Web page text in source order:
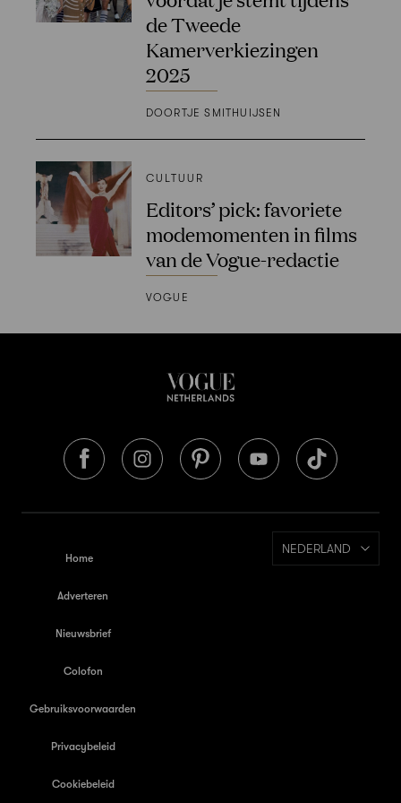
de Tweede
Kamerverkiezingen
2025
DOORTJE SMITHUIJSEN
CULTUUR
Editors’ pick: favoriete
modemomenten in films
van de Vogue-redactie
VOGUE
Home
Adverteren
Nieuwsbrief
Colofon
Gebruiksvoorwaarden
Privacybeleid
Cookiebeleid
NEDERLAND